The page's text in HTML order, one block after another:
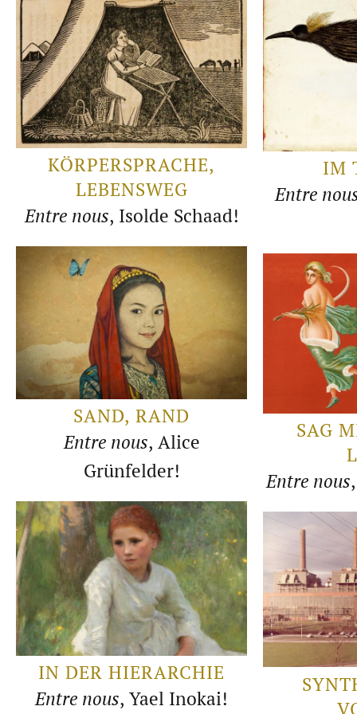
IM
Entre
KÖRPERSPRACHE,
LEBENSWEG
Entre nous, Isolde Schaad!
SAND, RAND
Entre nous, Alice
Grünfelder!
SAG
Entre nous
IN DER HIERARCHIE
Entre nous, Yael Inokai!